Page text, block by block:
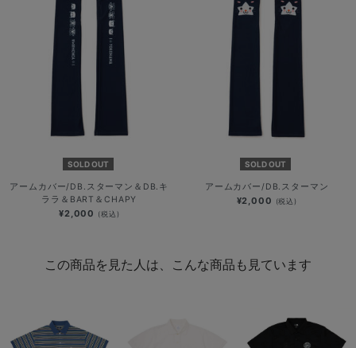
SOLD OUT
アームカバー/DB.スターマン＆DB.キ
ララ＆BART＆CHAPY
¥2,000 (税込)
SOLD OUT
アームカバー/DB.スターマン
¥2,000 (税込)
この商品を見た人は、こんな商品も見ています